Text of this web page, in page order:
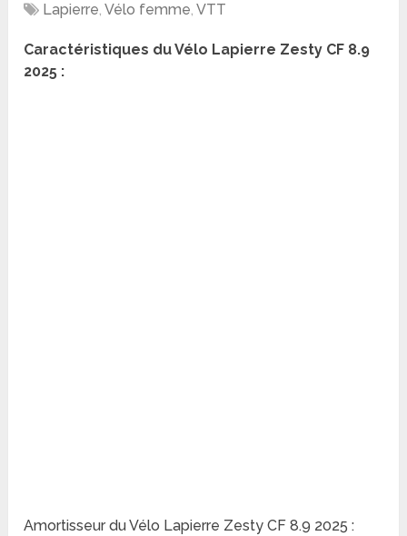
Lapierre,Vélo femme,VTT
Caractéristiques du Vélo Lapierre Zesty CF 8.9
2025 :
Amortisseur du Vélo Lapierre Zesty CF 8.9 2025 :